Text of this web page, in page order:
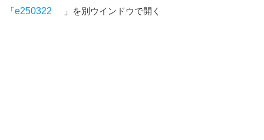
「e250322 」を別ウインドウで開く